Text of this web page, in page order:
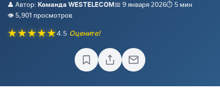
👤 Автор: Команда WESTELECOM 📅 9 января 2026⏱️ 5 мин
👁️ 5,901 просмотров
★★★★★4.5 Оцените!